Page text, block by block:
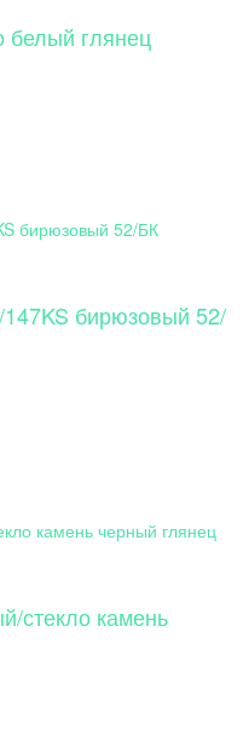
белый глянец
бирюзовый 52/
стекло камень